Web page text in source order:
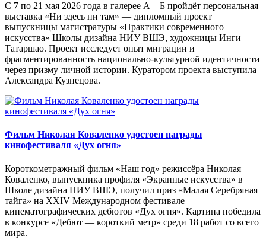
С 7 по 21 мая 2026 года в галерее А—Б пройдёт персональная
выставка «Ни здесь ни там» — дипломный проект
выпускницы магистратуры «Практики современного
искусства» Школы дизайна НИУ ВШЭ, художницы Инги
Татаршао. Проект исследует опыт миграции и
фрагментированность национально-культурной идентичности
через призму личной истории. Куратором проекта выступила
Александра Кузнецова.
Фильм Николая Коваленко удостоен награды
кинофестиваля «Дух огня»
Короткометражный фильм «Наш год» режиссёра Николая
Коваленко, выпускника профиля «Экранные искусства» в
Школе дизайна НИУ ВШЭ, получил приз «Малая Серебряная
тайга» на XXIV Международном фестивале
кинематографических дебютов «Дух огня». Картина победила
в конкурсе «Дебют — короткий метр» среди 18 работ со всего
мира.